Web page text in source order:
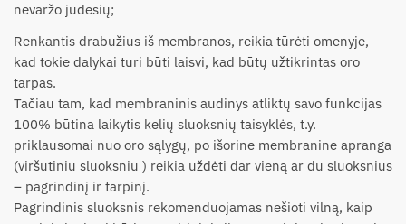
nevaržo judesių;
Renkantis drabužius iš membranos, reikia tūrėti omenyje,
kad tokie dalykai turi būti laisvi, kad būtų užtikrintas oro
tarpas.
Tačiau tam, kad membraninis audinys atliktų savo funkcijas
100% būtina laikytis kelių sluoksnių taisyklės, t.y.
priklausomai nuo oro sąlygų, po išorine membranine apranga
(viršutiniu sluoksniu ) reikia uždėti dar vieną ar du sluoksnius
– pagrindinį ir tarpinį.
Pagrindinis sluoksnis rekomenduojamas nešioti vilną, kaip